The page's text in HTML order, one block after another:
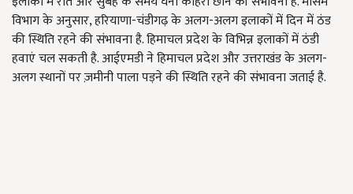
विभाग के अनुसार, हरियाणा-चंडीगढ़ के अलग-अलग इलाकों में दिन में ठंड
की स्थिति रहने की संभावना है. हिमाचल प्रदेश के विभिन्न इलाकों में ठंडी
हवाएं चल सकती है. आईएमडी ने हिमाचल प्रदेश और उत्तराखंड के अलग-
अलग स्थानों पर ज़मीनी पाला पड़ने की स्थिति रहने की संभावना जताई है.